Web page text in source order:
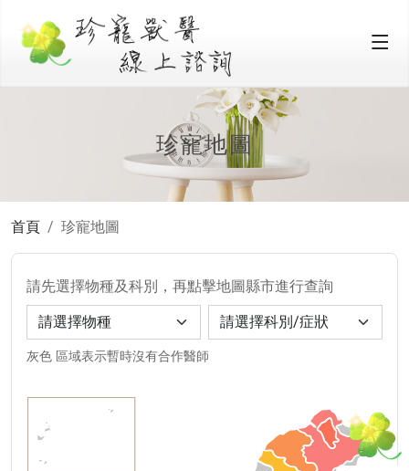
珍寵地圖
首頁 珍寵地圖
請先選擇物種及科別，再點擊地圖縣市進行查詢
灰色 區域表示暫時沒有合作醫師